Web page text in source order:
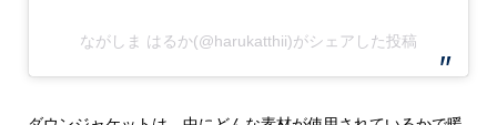
ながしま はるか(@harukatthii)がシェアした投稿